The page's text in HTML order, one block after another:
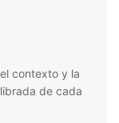
contexto y la
de cada